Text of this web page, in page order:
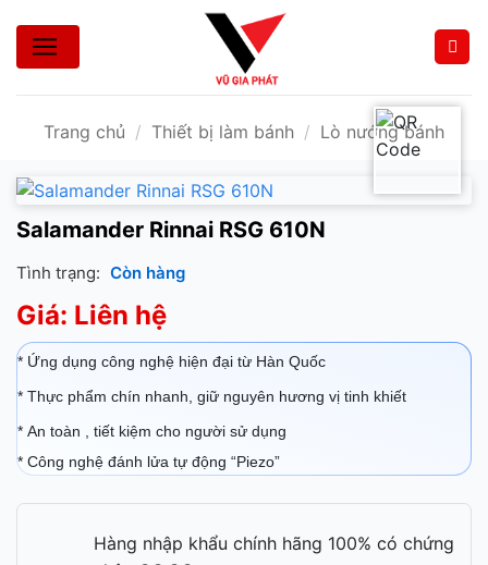
nội
Trang chủ / Thiết bị làm bánh / Lò nướng bánh
Salamander Rinnai RSG 610N
Tình trạng: Còn hàng
Giá: Liên hệ
* Ứng dụng công nghệ hiện đại từ Hàn Quốc
* Thực phẩm chín nhanh, giữ nguyên hương vị tinh khiết
* An toàn , tiết kiệm cho người sử dụng
* Công nghệ đánh lửa tự động “Piezo”
Hàng nhập khẩu chính hãng 100% có chứng